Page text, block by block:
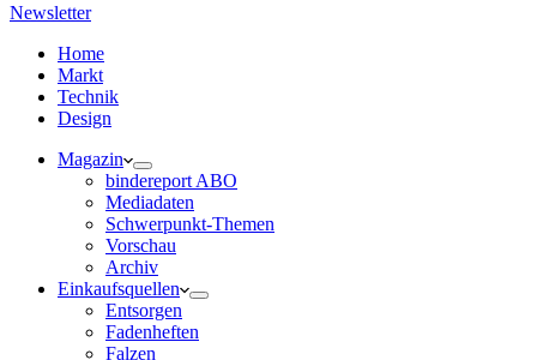
Newsletter
Home
Markt
Technik
Design
Magazin
bindereport ABO
Mediadaten
Schwerpunkt-Themen
Vorschau
Archiv
Einkaufsquellen
Entsorgen
Fadenheften
Falzen